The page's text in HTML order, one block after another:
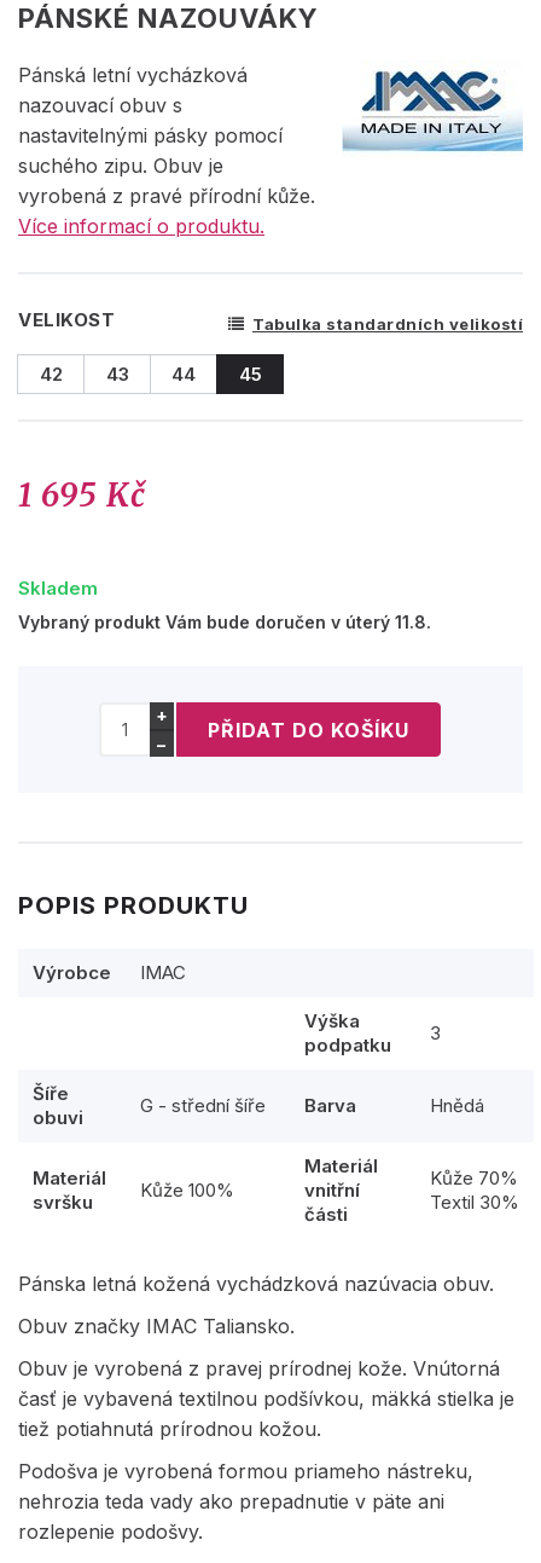
PÁNSKÉ NAZOUVÁKY
Pánská letní vycházková
nazouvací obuv s
nastavitelnými pásky pomocí
suchého zipu. Obuv je
vyrobená z pravé přírodní kůže.
Více informací o produktu.
VELIKOST Tabulka standardních velikostí
42 43 44 45
1 695 Kč
Skladem
Vybraný produkt Vám bude doručen v úterý 11.8.
+
−
POPIS PRODUKTU
Výrobce IMAC
Výška
podpatku
3
Šíře
obuvi
G - střední šíře Barva Hnědá
Materiál
svršku
Kůže 100%
Materiál
vnitřní
části
Kůže 70%
Textil 30%
Pánska letná kožená vychádzková nazúvacia obuv.
Obuv značky IMAC Taliansko.
Obuv je vyrobená z pravej prírodnej kože. Vnútorná
časť je vybavená textilnou podšívkou, mäkká stielka je
tiež potiahnutá prírodnou kožou.
Podošva je vyrobená formou priameho nástreku,
nehrozia teda vady ako prepadnutie v päte ani
rozlepenie podošvy.